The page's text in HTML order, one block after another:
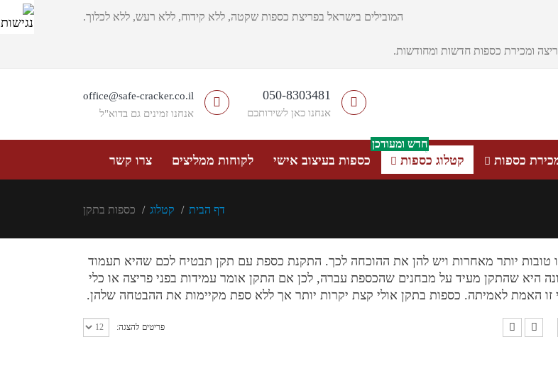
המובילים בישראל בפריצת כספות שקטה, ללא קידוח, ללא רעש, ללא לכלוך.
ומכירת כספות חדשות ומחודשות.
050-8303481
אנחנו כאן לשירותכם
office@safe-cracker.co.il
אנחנו זמינים גם בדוא"ל
כספות קטלוג כספות
חדש ומעודכן
כספות בעיצוב אישי לקוחות ממליצים צרו קשר
דף הבית קטלוג כספות בתקן
טובות יותר מאחרות ויש להן את ההוכחה לכך. התקנת כספת עם תקן תבטיח לכם שהיא תעמוד
היא שהתקן מעיד על מבחנים שהכספת עברה, לכן אם התקן אומר עמידות בפני פריצה או כלי
זו האמת לאמיתה. כספות בתקן אולי קצת יקרות יותר אך ללא ספת מקיימות את ההבטחה שלהן.
פריטים להצגה: